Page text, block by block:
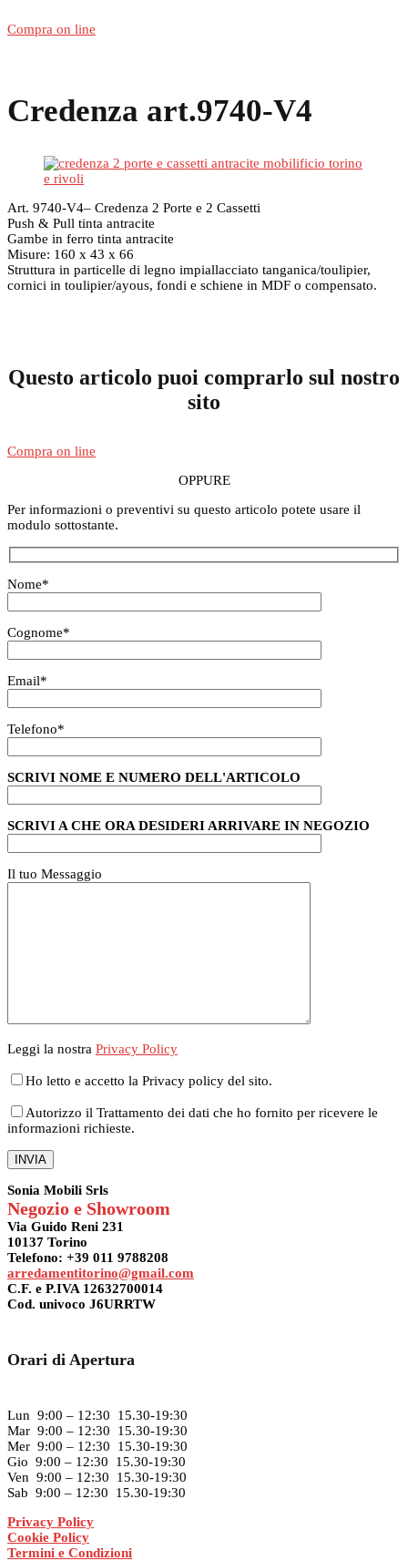
Compra on line
Credenza art.9740-V4
Art. 9740-V4– Credenza 2 Porte e 2 Cassetti
Push & Pull tinta antracite
Gambe in ferro tinta antracite
Misure: 160 x 43 x 66
Struttura in particelle di legno impiallacciato tanganica/toulipier,
cornici in toulipier/ayous, fondi e schiene in MDF o compensato.
Questo articolo puoi comprarlo sul nostro
sito
Compra on line
OPPURE
Per informazioni o preventivi su questo articolo potete usare il
modulo sottostante.
Nome*
Cognome*
Email*
Telefono*
SCRIVI NOME E NUMERO DELL'ARTICOLO
SCRIVI A CHE ORA DESIDERI ARRIVARE IN NEGOZIO
Il tuo Messaggio
Leggi la nostra Privacy Policy
Ho letto e accetto la Privacy policy del sito.
Autorizzo il Trattamento dei dati che ho fornito per ricevere le
informazioni richieste.
Sonia Mobili Srls
Negozio e Showroom
Via Guido Reni 231
10137 Torino
Telefono: +39 011 9788208
arredamentitorino@gmail.com
C.F. e P.IVA 12632700014
Cod. univoco J6URRTW
Orari di Apertura
Lun 9:00 – 12:30 15.30-19:30
Mar 9:00 – 12:30 15.30-19:30
Mer 9:00 – 12:30 15.30-19:30
Gio 9:00 – 12:30 15.30-19:30
Ven 9:00 – 12:30 15.30-19:30
Sab 9:00 – 12:30 15.30-19:30
Privacy Policy
Cookie Policy
Termini e Condizioni